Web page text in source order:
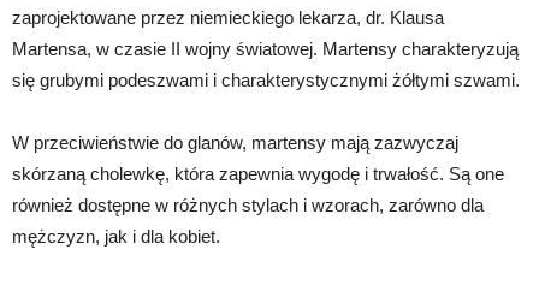
zaprojektowane przez niemieckiego lekarza, dr. Klausa
Martensa, w czasie II wojny światowej. Martensy charakteryzują
się grubymi podeszwami i charakterystycznymi żółtymi szwami.
W przeciwieństwie do glanów, martensy mają zazwyczaj
skórzaną cholewkę, która zapewnia wygodę i trwałość. Są one
również dostępne w różnych stylach i wzorach, zarówno dla
mężczyzn, jak i dla kobiet.